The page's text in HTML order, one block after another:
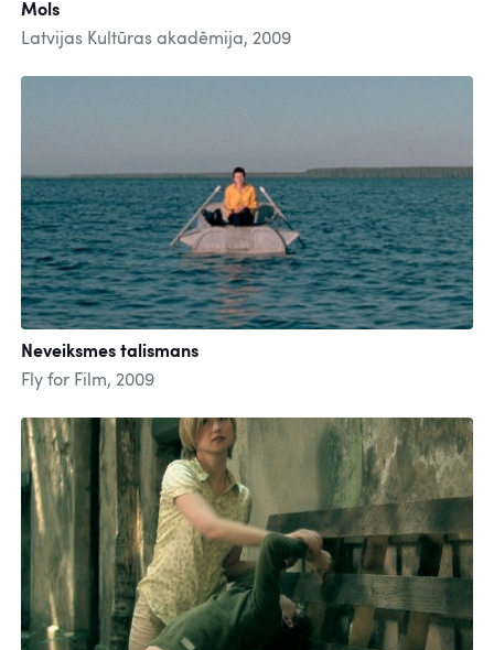
Mols
Latvijas Kultūras akadēmija, 2009
Neveiksmes talismans
Fly for Film, 2009